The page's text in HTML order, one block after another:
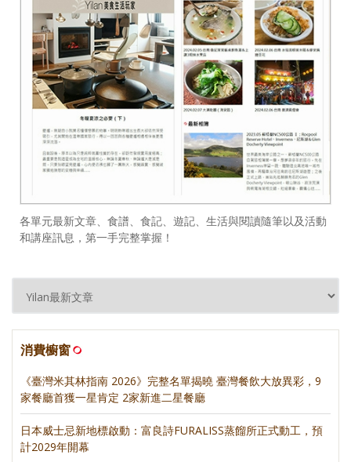
各單元最新文章、食譜、食記、遊記、生活與閱讀隨筆以及活動
和講座訊息，第一手完整掌握！
消費櫥窗
《臺灣米其林指南 2026》完整名單揭曉 臺灣餐飲大放異彩，9
家餐廳首獲一星肯定 2家新進二星餐廳
日本威士忌新地標啟動：富良詩FURALISS蒸餾所正式動工，預
計2029年開幕